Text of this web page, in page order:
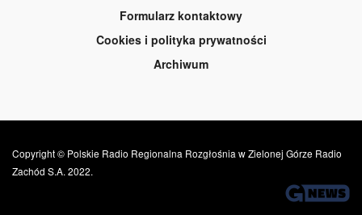
Formularz kontaktowy
Cookies i polityka prywatności
Archiwum
Copyright © Polskie Radio Regionalna Rozgłośnia w Zielonej Górze Radio
Zachód S.A. 2022.